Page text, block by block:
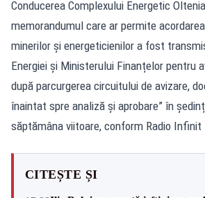
Conducerea Complexului Energetic
memorandumul care ar permite
minerilor și energeticienilor a fost
Energiei și Ministerului Finanțelor pentru
după parcurgerea circuitului de avizare,
înaintat spre analiză și aprobare” în
săptămâna viitoare, conform Radio Infinit
CITEȘTE ȘI